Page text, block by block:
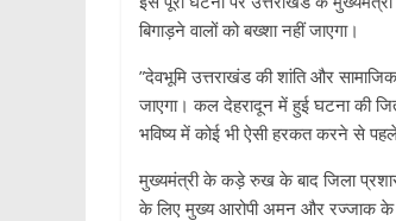
बिगाड़ने वालों को बख्शा नहीं जाएगा।
​”देवभूमि उत्तराखंड की शांति और
जाएगा। कल देहरादून में हुई घटना की
भविष्य में कोई भी ऐसी हरकत करने से पहले
​मुख्यमंत्री के कड़े रुख के बाद जिला
के लिए मुख्य आरोपी अमन और रज्जाक के